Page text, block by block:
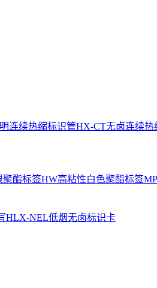
连续热缩标识管HX-CT无卤连续热
聚酯标签HW高粘性白色聚酯标签
HLX-NEL低烟无卤标识卡